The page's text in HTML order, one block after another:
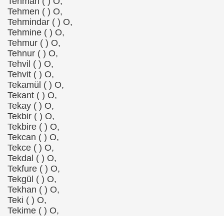
Tehmen ( ) O,
Tehmindar ( ) O,
Tehmine ( ) O,
Tehmur ( ) O,
Tehnur ( ) O,
Tehvil ( ) O,
Tehvit ( ) O,
Tekamül ( ) O,
Tekant ( ) O,
Tekay ( ) O,
Tekbir ( ) O,
Tekbire ( ) O,
Tekcan ( ) O,
Tekce ( ) O,
Tekdal ( ) O,
Tekfure ( ) O,
Tekgül ( ) O,
Tekhan ( ) O,
Teki ( ) O,
Tekime ( ) O,